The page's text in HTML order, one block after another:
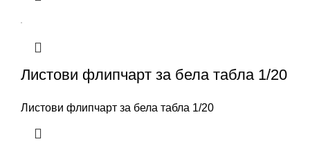
Листови флипчарт за бела табла 1/20
Листови флипчарт за бела табла 1/20